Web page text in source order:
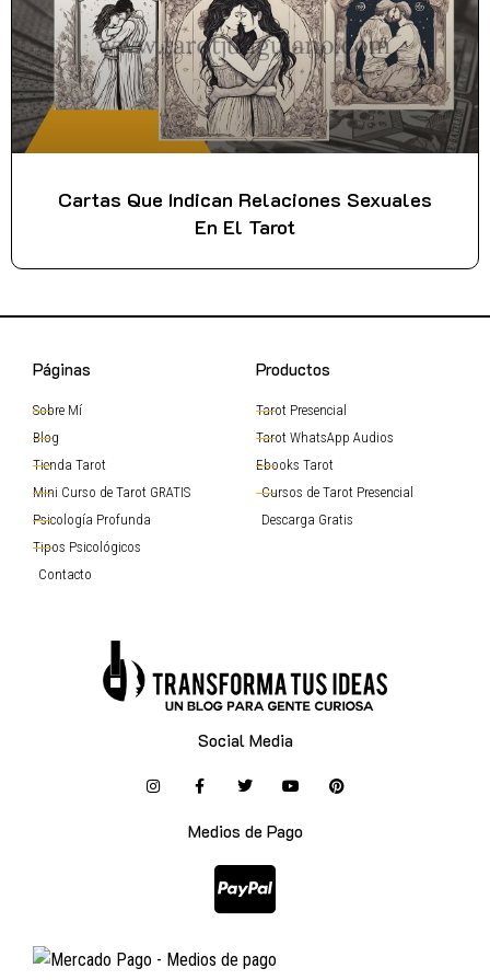
Cartas Que Indican Relaciones Sexuales
En El Tarot
Páginas
Sobre Mí
Blog
Tienda Tarot
Mini Curso de Tarot GRATIS
Psicología Profunda
Tipos Psicológicos
Contacto
Productos
Tarot Presencial
Tarot WhatsApp Audios
Ebooks Tarot
Cursos de Tarot Presencial
Descarga Gratis
Social Media
Medios de Pago